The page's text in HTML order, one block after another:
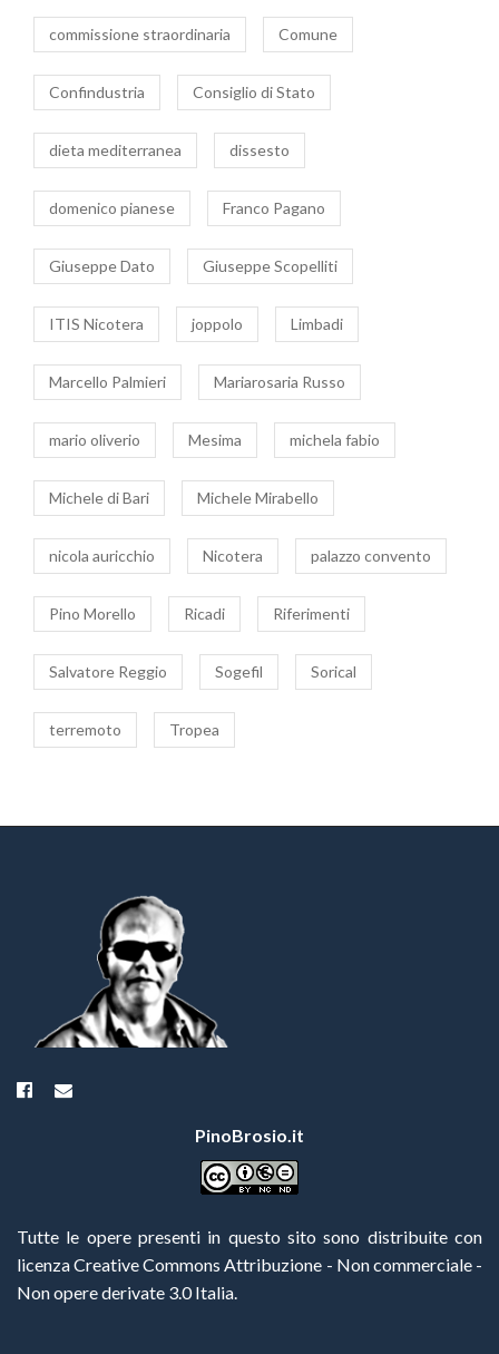
commissione straordinaria Comune
Confindustria Consiglio di Stato
dieta mediterranea dissesto
domenico pianese Franco Pagano
Giuseppe Dato Giuseppe Scopelliti
ITIS Nicotera joppolo Limbadi
Marcello Palmieri Mariarosaria Russo
mario oliverio Mesima michela fabio
Michele di Bari Michele Mirabello
nicola auricchio Nicotera palazzo convento
Pino Morello Ricadi Riferimenti
Salvatore Reggio Sogefil Sorical
terremoto Tropea
PinoBrosio.it
Tutte le opere presenti in questo sito sono distribuite con
licenza Creative Commons Attribuzione - Non commerciale -
Non opere derivate 3.0 Italia.